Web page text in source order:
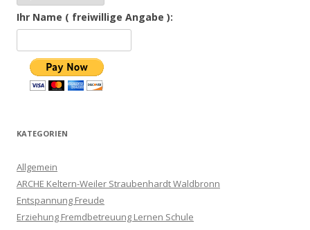
Ihr Name ( freiwillige Angabe ):
KATEGORIEN
Allgemein
ARCHE Keltern-Weiler Straubenhardt Waldbronn
Entspannung Freude
Erziehung Fremdbetreuung Lernen Schule